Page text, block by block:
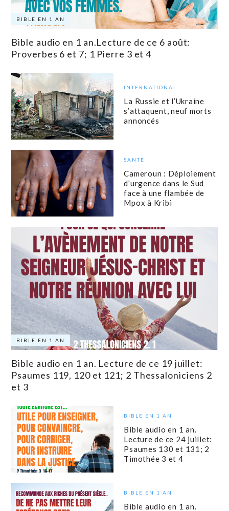
BIBLE EN 1 AN
Bible audio en 1 an.Lecture de ce 6 août:
Proverbes 6 et 7; 1 Pierre 3 et 4
INTERNATIONAL
La Russie et l’Ukraine
s’attaquent, neuf morts
annoncés
SANTÉ
Cameroun : Déploiement
d’urgence dans le Sud
face à une flambée de
Mpox à Kribi
BIBLE EN 1 AN
Bible audio en 1 an. Lecture de ce 19 juillet:
Psaumes 119, 120 et 121; 2 Thessaloniciens 2
et 3
BIBLE EN 1 AN
Bible audio en 1 an.
Lecture de ce 24 juillet:
Psaumes 130 et 131; 2
Timothée 3 et 4
BIBLE EN 1 AN
Bible audio en 1 an.